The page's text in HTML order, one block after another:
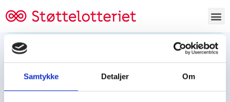
Samtykke Detaljer Om
Tjen penge og støt